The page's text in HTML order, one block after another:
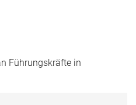
Führungskräfte in